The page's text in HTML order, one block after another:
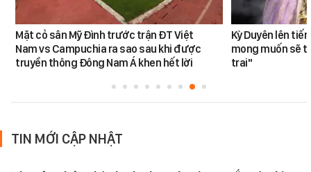
Mặt cỏ sân Mỹ Đình trước trận ĐT Việt
Nam vs Campuchia ra sao sau khi được
truyền thông Đông Nam Á khen hết lời
Kỳ Duyên lên
mong muốn sẽ
trai"
TIN MỚI CẬP NHẬT